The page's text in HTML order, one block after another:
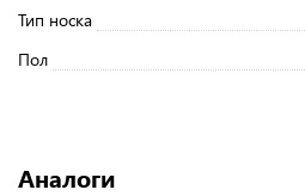
Тип носка
Пол
Аналоги